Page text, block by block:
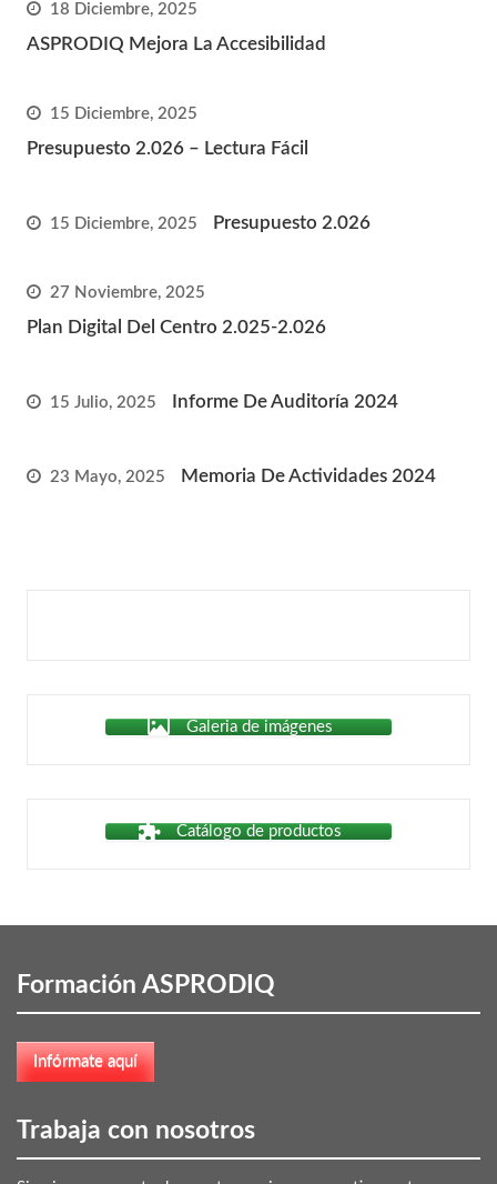
18 Diciembre, 2025
ASPRODIQ Mejora La Accesibilidad
15 Diciembre, 2025
Presupuesto 2.026 – Lectura Fácil
15 Diciembre, 2025 Presupuesto 2.026
27 Noviembre, 2025
Plan Digital Del Centro 2.025-2.026
15 Julio, 2025 Informe De Auditoría 2024
23 Mayo, 2025 Memoria De Actividades 2024
Galeria de imágenes
Catálogo de productos
Formación ASPRODIQ
Trabaja con nosotros